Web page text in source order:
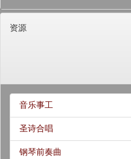
资源
音乐事工
圣诗合唱
钢琴前奏曲